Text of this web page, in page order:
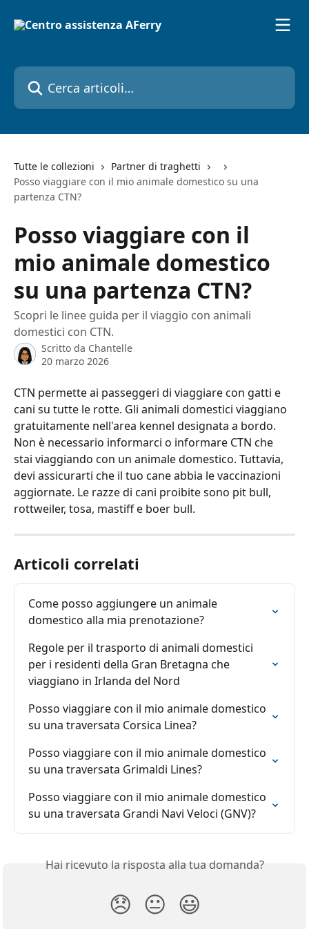
Cerca articoli…
Tutte le collezioni
Partner di traghetti
Posso viaggiare con il mio animale domestico su una
partenza CTN?
Posso viaggiare con il
mio animale domestico
su una partenza CTN?
Scopri le linee guida per il viaggio con animali
domestici con CTN.
Scritto da Chantelle
20 marzo 2026
CTN permette ai passeggeri di viaggiare con gatti e
cani su tutte le rotte. Gli animali domestici viaggiano
gratuitamente nell'area kennel designata a bordo.
Non è necessario informarci o informare CTN che
stai viaggiando con un animale domestico. Tuttavia,
devi assicurarti che il tuo cane abbia le vaccinazioni
aggiornate. Le razze di cani proibite sono pit bull,
rottweiler, tosa, mastiff e boer bull.
Articoli correlati
Come posso aggiungere un animale
domestico alla mia prenotazione?
Regole per il trasporto di animali domestici
per i residenti della Gran Bretagna che
viaggiano in Irlanda del Nord
Posso viaggiare con il mio animale domestico
su una traversata Corsica Linea?
Posso viaggiare con il mio animale domestico
su una traversata Grimaldi Lines?
Posso viaggiare con il mio animale domestico
su una traversata Grandi Navi Veloci (GNV)?
Hai ricevuto la risposta alla tua domanda?
😞 😐 😃